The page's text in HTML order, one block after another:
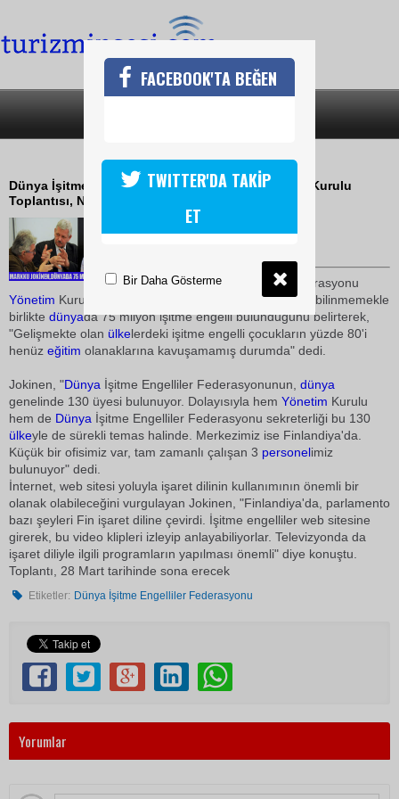
İŞİTME ENGELLİLER NİPPON OTELDE
Dünya İşitme Engelliler Federasyonu 94. Yönetim Kurulu
Toplantısı, Nippon Oteli'nde başladı
25 Mart 2010 / 15:45
Dünyaİşitme Engelliler Federasyonu
Yönetim Kurulu Başkanı Markku Jokinen, kesin olarak bilinmemekle
birlikte dünyada 75 milyon işitme engelli bulunduğunu belirterek,
"Gelişmekte olan ülkelerdeki işitme engelli çocukların yüzde 80'i
henüz eğitim olanaklarına kavuşamamış durumda" dedi.
Jokinen, "Dünya İşitme Engelliler Federasyonunun, dünya
genelinde 130 üyesi bulunuyor. Dolayısıyla hem Yönetim Kurulu
hem de Dünya İşitme Engelliler Federasyonu sekreterliği bu 130
ülkeyle de sürekli temas halinde. Merkezimiz ise Finlandiya'da.
Küçük bir ofisimiz var, tam zamanlı çalışan 3 personelimiz
bulunuyor" dedi.
İnternet, web sitesi yoluyla işaret dilinin kullanımının önemli bir
olanak olabileceğini vurgulayan Jokinen, "Finlandiya'da, parlamento
bazı şeyleri Fin işaret diline çevirdi. İşitme engelliler web sitesine
girerek, bu video klipleri izleyip anlayabiliyorlar. Televizyonda da
işaret diliyle ilgili programların yapılması önemli" diye konuştu.
Toplantı, 28 Mart tarihinde sona erecek
Etiketler: Dünya İşitme Engelliler Federasyonu
Yorumlar
FACEBOOK'TA BEĞEN
TWITTER'DA TAKİP
ET
Bir Daha Gösterme